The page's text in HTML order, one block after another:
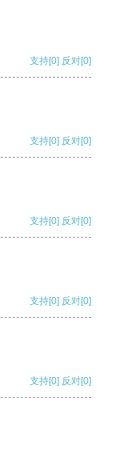
支持[0] 反对[0]
支持[0] 反对[0]
支持[0] 反对[0]
支持[0] 反对[0]
支持[0] 反对[0]